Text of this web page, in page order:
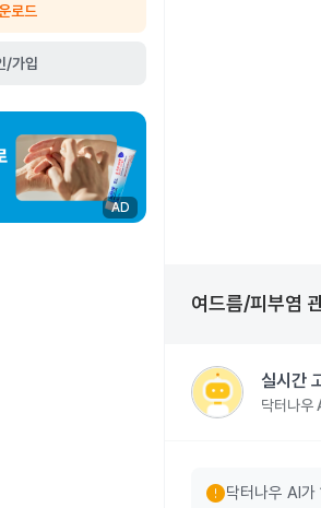
로드
/가입
AD
여드름/피부염
실시간
닥터나우
error닥터나우 AI